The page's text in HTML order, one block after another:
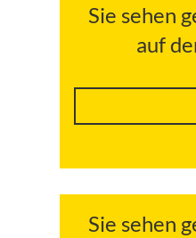
Sie sehen
auf
Sie sehen